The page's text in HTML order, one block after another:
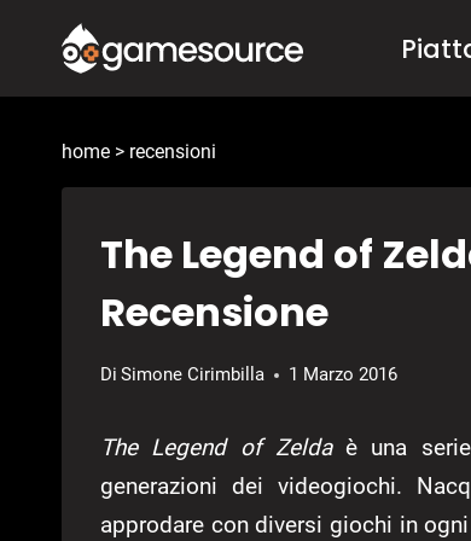
contenuto
home > recensioni
The Legend of
Recensione
Di Simone Cirimbilla 1 Marzo 2016
The Legend of Zeldaè una serie
generazioni dei videogiochi.
approdare con diversi giochi in